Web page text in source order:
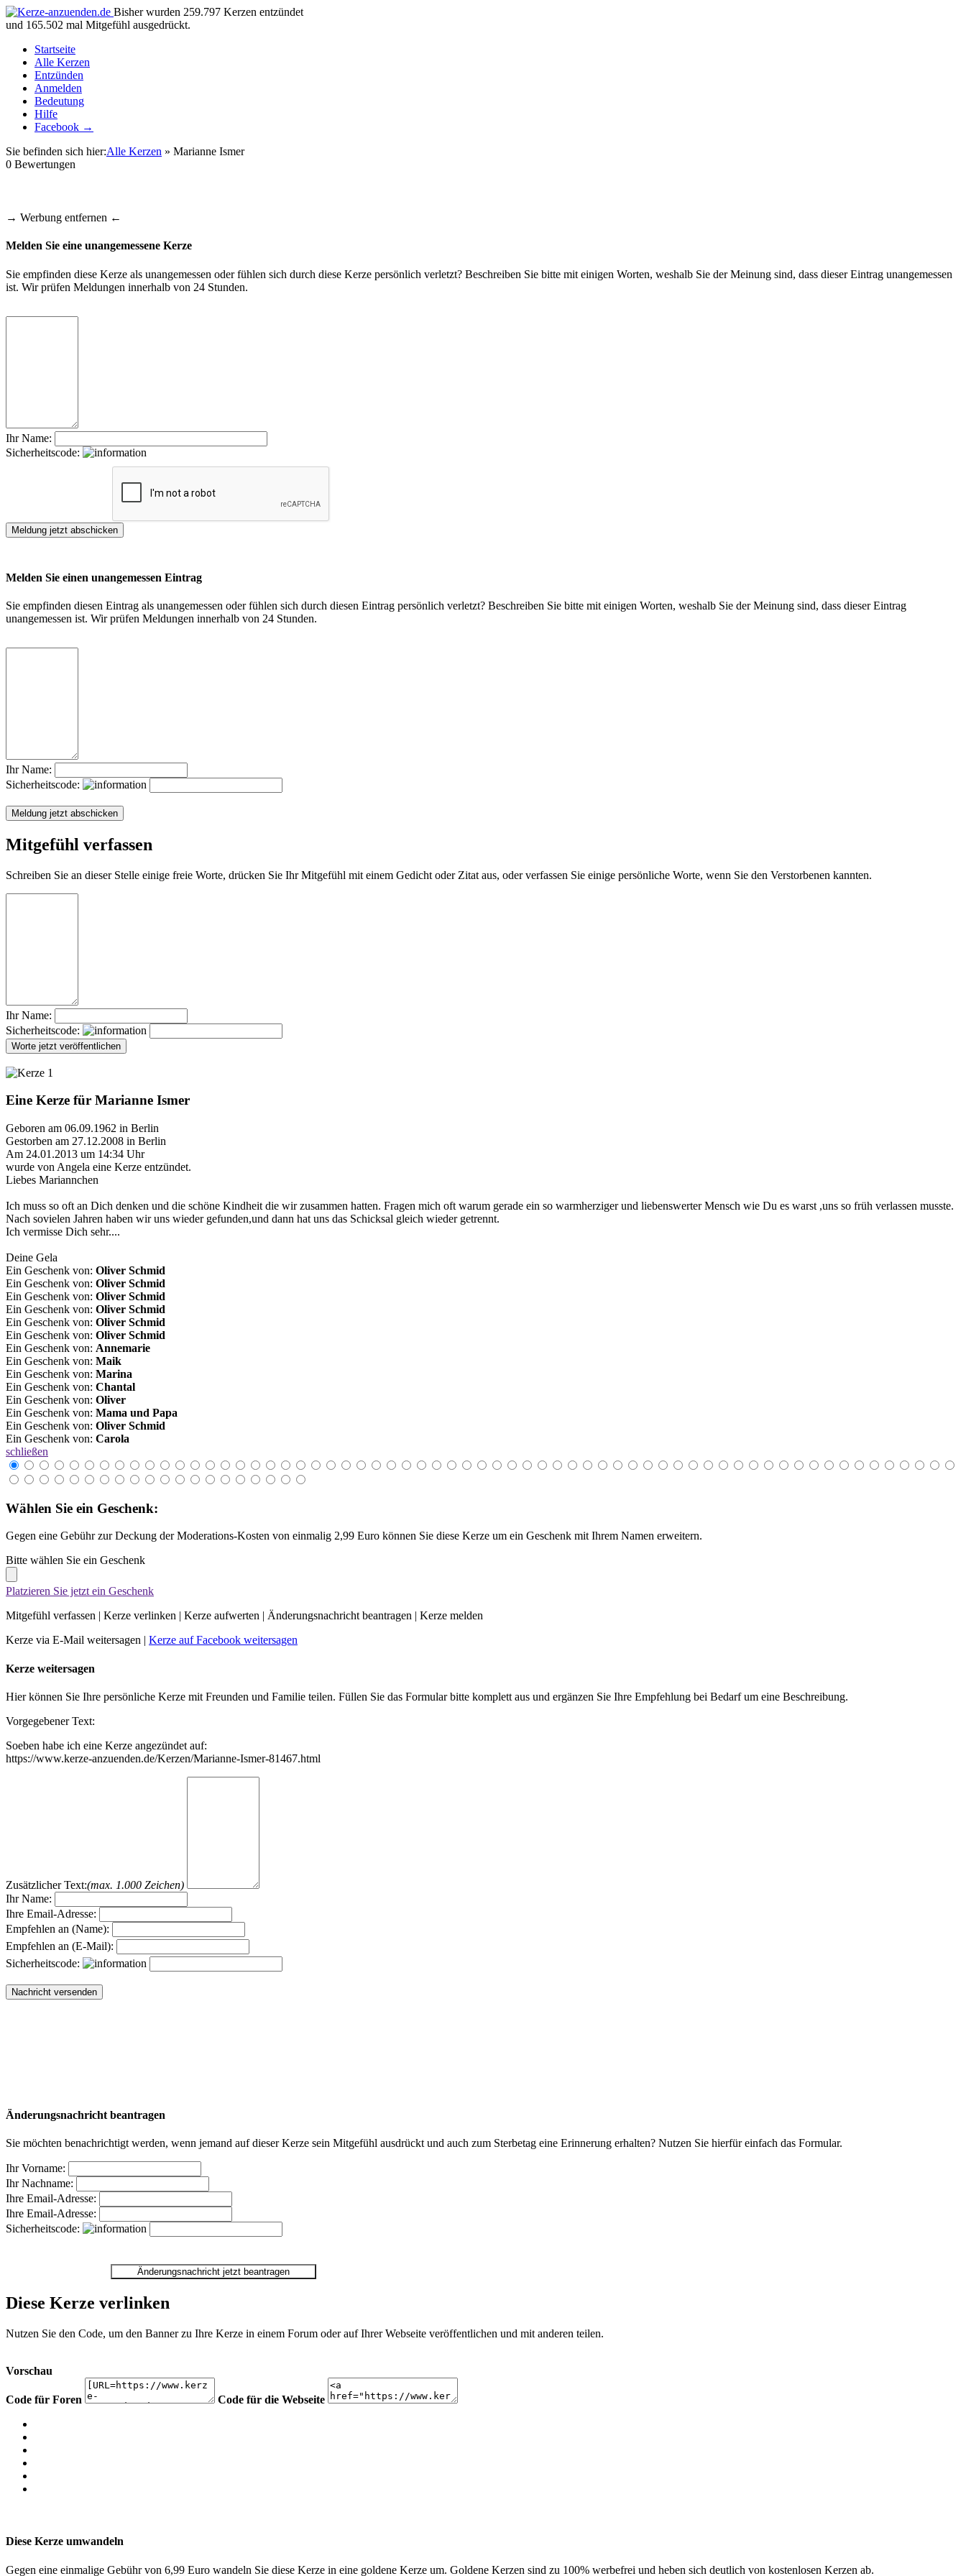
Bisher wurden 259.797 Kerzen entzündet
und 165.502 mal Mitgefühl ausgedrückt.
Startseite
Alle Kerzen
Entzünden
Anmelden
Bedeutung
Hilfe
Facebook →
Sie befinden sich hier:Alle Kerzen » Marianne Ismer
0 Bewertungen
→ Werbung entfernen ←
Melden Sie eine unangemessene Kerze
Sie empfinden diese Kerze als unangemessen oder fühlen sich durch diese Kerze persönlich verletzt? Beschreiben Sie bitte mit einigen Worten, weshalb Sie der Meinung sind, dass dieser Eintrag unangemessen
ist. Wir prüfen Meldungen innerhalb von 24 Stunden.
Ihr Name:
Sicherheitscode:
Melden Sie einen unangemessen Eintrag
Sie empfinden diesen Eintrag als unangemessen oder fühlen sich durch diesen Eintrag persönlich verletzt? Beschreiben Sie bitte mit einigen Worten, weshalb Sie der Meinung sind, dass dieser Eintrag
unangemessen ist. Wir prüfen Meldungen innerhalb von 24 Stunden.
Ihr Name:
Sicherheitscode:
Mitgefühl verfassen
Schreiben Sie an dieser Stelle einige freie Worte, drücken Sie Ihr Mitgefühl mit einem Gedicht oder Zitat aus, oder verfassen Sie einige persönliche Worte, wenn Sie den Verstorbenen kannten.
Ihr Name:
Sicherheitscode:
Eine Kerze für Marianne Ismer
Geboren am 06.09.1962 in Berlin
Gestorben am 27.12.2008 in Berlin
Am 24.01.2013 um 14:34 Uhr
wurde von Angela eine Kerze entzündet.
Liebes Mariannchen
Ich muss so oft an Dich denken und die schöne Kindheit die wir zusammen hatten. Fragen mich oft warum gerade ein so warmherziger und liebenswerter Mensch wie Du es warst ,uns so früh verlassen musste.
Nach sovielen Jahren haben wir uns wieder gefunden,und dann hat uns das Schicksal gleich wieder getrennt.
Ich vermisse Dich sehr....
Deine Gela
Ein Geschenk von: Oliver Schmid
Ein Geschenk von: Oliver Schmid
Ein Geschenk von: Oliver Schmid
Ein Geschenk von: Oliver Schmid
Ein Geschenk von: Oliver Schmid
Ein Geschenk von: Oliver Schmid
Ein Geschenk von: Annemarie
Ein Geschenk von: Maik
Ein Geschenk von: Marina
Ein Geschenk von: Chantal
Ein Geschenk von: Oliver
Ein Geschenk von: Mama und Papa
Ein Geschenk von: Oliver Schmid
Ein Geschenk von: Carola
schließen
Wählen Sie ein Geschenk:
Gegen eine Gebühr zur Deckung der Moderations-Kosten von einmalig 2,99 Euro können Sie diese Kerze um ein Geschenk mit Ihrem Namen erweitern.
Bitte wählen Sie ein Geschenk
Platzieren Sie jetzt ein Geschenk
Mitgefühl verfassen
Kerze verlinken Kerze aufwerten Änderungsnachricht beantragen
Kerze melden
Kerze via E-Mail weitersagen
Kerze auf Facebook weitersagen
Kerze weitersagen
Hier können Sie Ihre persönliche Kerze mit Freunden und Familie teilen. Füllen Sie das Formular bitte komplett aus und ergänzen Sie Ihre Empfehlung bei Bedarf um eine Beschreibung.
Vorgegebener Text:
Soeben habe ich eine Kerze angezündet auf:
https://www.kerze-anzuenden.de/Kerzen/Marianne-Ismer-81467.html
Zusätzlicher Text:(max. 1.000 Zeichen)
Ihr Name:
Ihre Email-Adresse:
Empfehlen an (Name):
Empfehlen an (E-Mail):
Sicherheitscode:
Änderungsnachricht beantragen
Sie möchten benachrichtigt werden, wenn jemand auf dieser Kerze sein Mitgefühl ausdrückt und auch zum Sterbetag eine Erinnerung erhalten? Nutzen Sie hierfür einfach das Formular.
Ihr Vorname:
Ihr Nachname:
Ihre Email-Adresse:
Ihre Email-Adresse:
Sicherheitscode:
Diese Kerze verlinken
Nutzen Sie den Code, um den Banner zu Ihre Kerze in einem Forum oder auf Ihrer Webseite veröffentlichen und mit anderen teilen.
Vorschau
Code für Foren Code für die Webseite
Diese Kerze umwandeln
Gegen eine einmalige Gebühr von 6,99 Euro wandeln Sie diese Kerze in eine goldene Kerze um. Goldene Kerzen sind zu 100% werbefrei und heben sich deutlich von kostenlosen Kerzen ab.